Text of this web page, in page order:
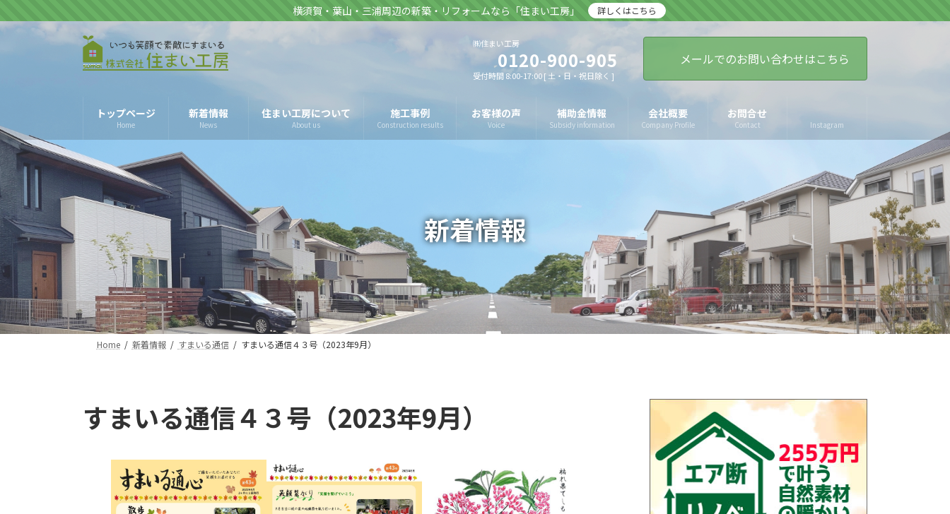
ン
キ
ッ
プ
ビ
に
移
動
横須賀・葉山・三浦周辺の新築・リフォームなら「住まい工房」 詳しくはこちら
㈱住まい工房
0120-900-905
受付時間 8:00-17:00 [ 土・日・祝日除く ]
メールでのお問い合わせはこちら
トップページ
Home
新着情報
News
住まい工房について
About us
施工事例
Construction results
お客様の声
Voice
補助金情報
Subsidy information
会社概要
Company Profile
お問合せ
Contact Instagram
新着情報
Home 新着情報 すまいる通信 すまいる通信４３号（2023年9月）
すまいる通信４３号（2023年9月）